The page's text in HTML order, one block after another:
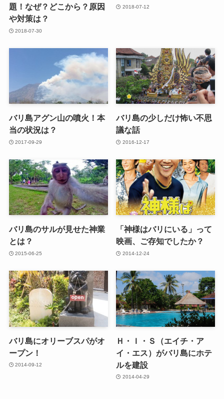
題！なぜ？どこから？原因
や対策は？
2018-07-30
2018-07-12
バリ島アグン山の噴火！本
当の状況は？
2017-09-29
バリ島の少しだけ怖い不思
議な話
2016-12-17
バリ島のサルが見せた神業
とは？
2015-06-25
「神様はバリにいる」って
映画、ご存知でしたか？
2014-12-24
バリ島にオリーブスパがオ
ープン！
2014-09-12
Ｈ・Ｉ・Ｓ（エイチ・ア
イ・エス）がバリ島にホテ
ルを建設
2014-04-29